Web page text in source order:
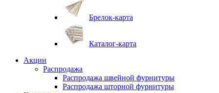
Брелок-карта
Каталог-карта
Акции
Распродажа
Распродажа швейной фурнитуры
Распродажа шторной фурнитуры